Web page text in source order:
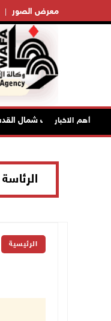
معرض الصور
أهم الاخبار
الرئاسة
الرئيسية